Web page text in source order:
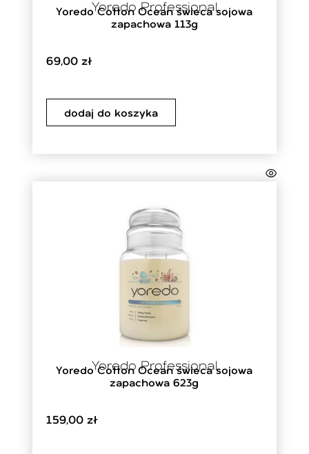
Yoredo Professional
Yoredo Cotton Ocean świeca sojowa
zapachowa 113g
69,00 zł
dodaj do koszyka
Yoredo Professional
Yoredo Cotton Ocean świeca sojowa
zapachowa 623g
159,00 zł